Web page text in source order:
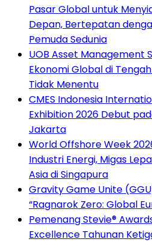
Pasar Global untuk
Depan, Bertepatan
Pemuda Sedunia
UOB Asset Management
Ekonomi Global di
Tidak Menentu
CMES Indonesia
Exhibition 2026 Debut
Jakarta
World Offshore Week
Industri Energi, Migas
Asia di Singapura
Gravity Game Unite
“Ragnarok Zero: Global
Pemenang Stevie®
Excellence Tahunan